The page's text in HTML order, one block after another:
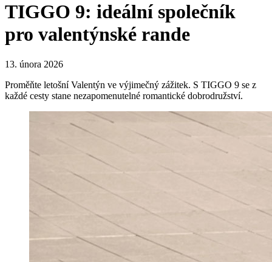
TIGGO 9: ideální společník
pro valentýnské rande
13. února 2026
Proměňte letošní Valentýn ve výjimečný zážitek. S TIGGO 9 se z
každé cesty stane nezapomenutelné romantické dobrodružství.